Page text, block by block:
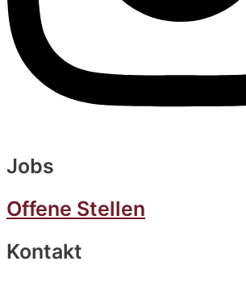
Jobs
Offene Stellen
Kontakt